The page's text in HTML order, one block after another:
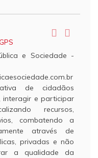
GPS
e Sociedade -
de cidadãos
interagir e participar
recursos,
combatendo a
através de
privadas e não
a qualidade da